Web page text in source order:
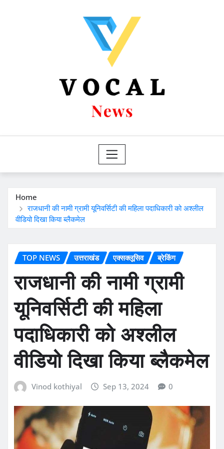
Home
राजधानी की नामी ग्रामी यूनिवर्सिटी की महिला पदाधिकारी को अश्लील
वीडियो दिखा किया ब्लैकमेल
TOP NEWS उत्तराखंड एक्सक्लूसिव ब्रेकिंग
राजधानी की नामी ग्रामी
यूनिवर्सिटी की महिला
पदाधिकारी को अश्लील
वीडियो दिखा किया ब्लैकमेल
Vinod kothiyal Sep 13, 2024 0